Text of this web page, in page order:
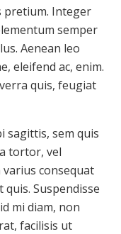
pretium. Integer
semper
Aenean leo
eleifend ac, enim.
quis, feugiat
sagittis, sem quis
tortor, vel
consequat
Suspendisse
mi diam, non
facilisis ut